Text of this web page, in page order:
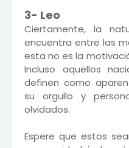
3- Leo
Ciertamente, la
encuentra entre las
esta no es la
Incluso aquellos
definen como
su orgullo y
olvidados.
Espere que estos